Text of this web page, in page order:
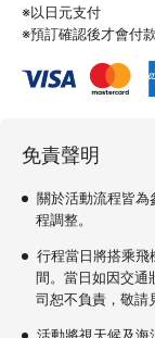
※以日元支付
※預訂確認後才會付款
免責聲明
關於活動流程皆為
程調整。
行程當日將搭乘飛
間。當日如因交通
司恕不負責，敬請